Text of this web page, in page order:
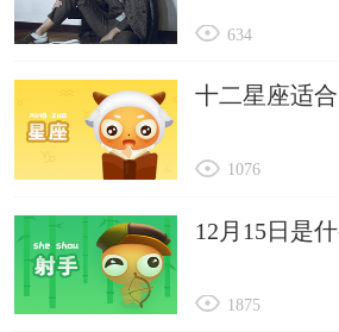
634
十二星座适
1076
12月15日是
1875